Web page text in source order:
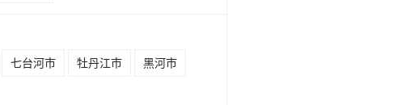
七台河市 牡丹江市
黑河市